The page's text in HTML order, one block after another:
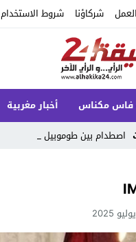
شركاؤنا شروط الاستخدام
مكناس أخبار مغربية
اصطدام بين طوموبيل و طاكس _
Previous
Next